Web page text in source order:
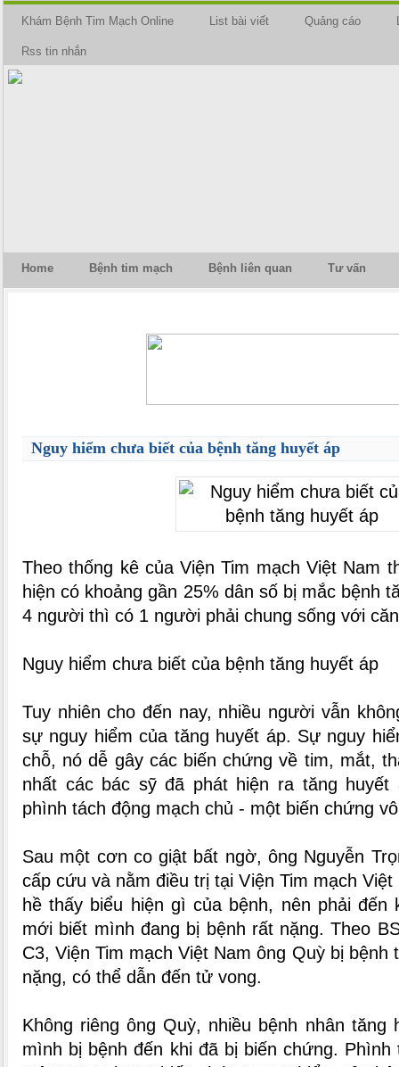
Khám Bệnh Tim Mạch Online List bài viết Quảng cáo
Rss tin nhắn
Home Bệnh tim mạch Bệnh liên quan Tư vấn
Nguy hiểm chưa biết của bệnh tăng huyết áp
Theo thống kê của Viện Tim mạch Việt Nam
hiện có khoảng gần 25% dân số bị mắc bệnh
4 người thì có 1 người phải chung sống với
Nguy hiểm chưa biết của bệnh tăng huyết áp
Tuy nhiên cho đến nay, nhiều người vẫn
sự nguy hiểm của tăng huyết áp. Sự nguy
chỗ, nó dễ gây các biến chứng về tim, mắt,
nhất các bác sỹ đã phát hiện ra tăng huyết
phình tách động mạch chủ - một biến chứng
Sau một cơn co giật bất ngờ, ông Nguyễn
cấp cứu và nằm điều trị tại Viện Tim mạch
hề thấy biểu hiện gì của bệnh, nên phải đến
mới biết mình đang bị bệnh rất nặng. Theo
C3, Viện Tim mạch Việt Nam ông Quỳ bị bệnh
nặng, có thể dẫn đến tử vong.
Không riêng ông Quỳ, nhiều bệnh nhân tăng
mình bị bệnh đến khi đã bị biến chứng. Phình